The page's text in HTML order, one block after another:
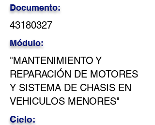
Documento:
43180327
Módulo:
"MANTENIMIENTO Y
REPARACIÓN DE MOTORES
Y SISTEMA DE CHASIS EN
VEHICULOS MENORES"
Ciclo: